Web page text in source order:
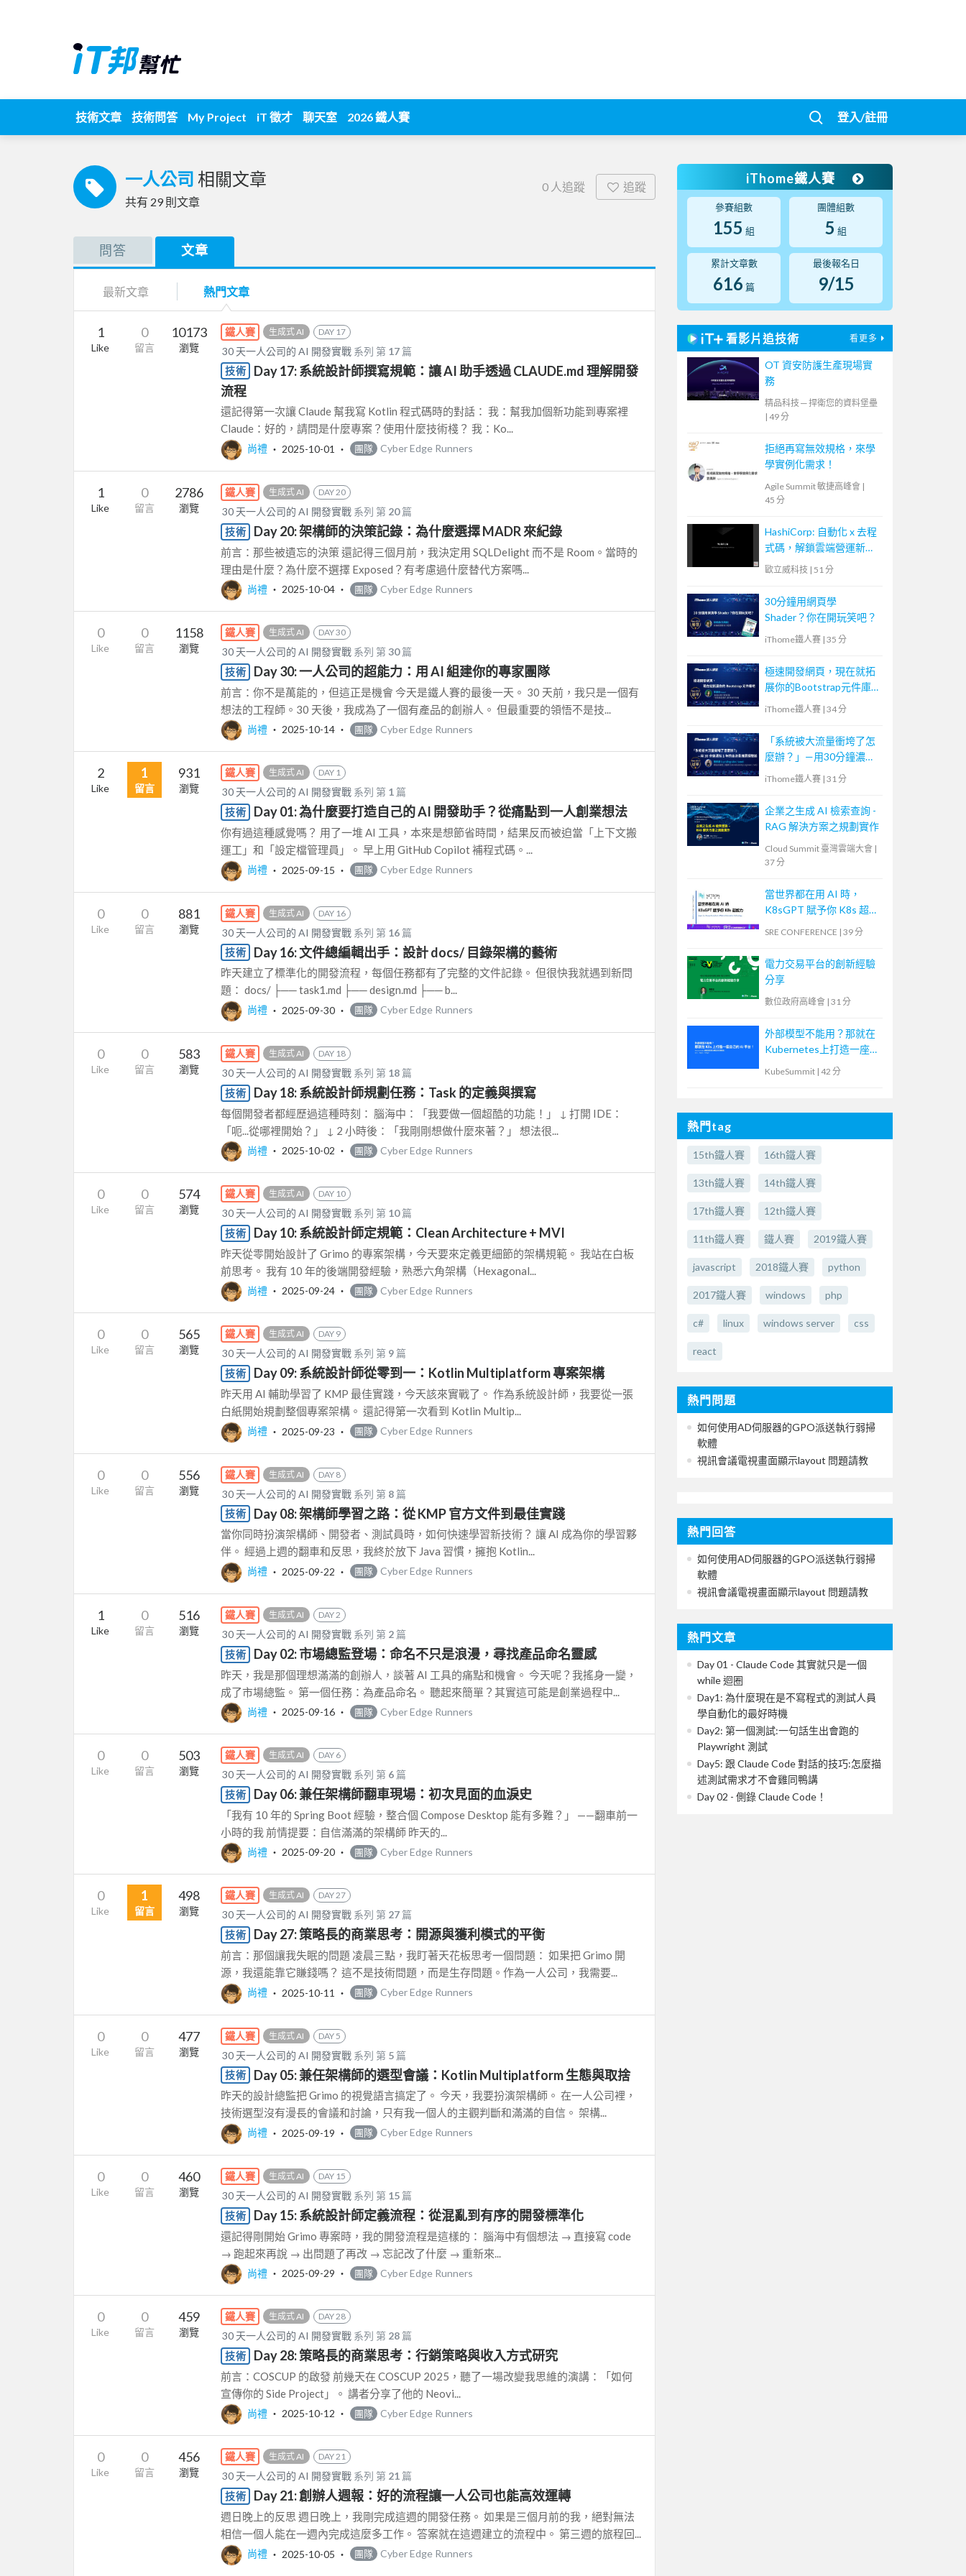
技術文章 技術問答 My Project iT 徵才 聊天室 2026 鐵人賽 登入/註冊
一人公司 相關文章
共有 29 則文章
0 人追蹤 追蹤
問答 文章
最新文章 熱門文章
1
Like
0
留言
10173
瀏覽
鐵人賽 生成式 AI DAY 17
30 天一人公司的 AI 開發實戰 系列 第 17 篇
技術
Day 17: 系統設計師撰寫規範：讓 AI 助手透過 CLAUDE.md 理解開發
流程
還記得第一次讓 Claude 幫我寫 Kotlin 程式碼時的對話： 我：幫我加個新功能到專案裡
Claude：好的，請問是什麼專案？使用什麼技術棧？ 我：Ko...
尚禮 ‧ 2025-10-01 ‧ 團隊 Cyber Edge Runners
1
Like
0
留言
2786
瀏覽
鐵人賽 生成式 AI DAY 20
30 天一人公司的 AI 開發實戰 系列 第 20篇
技術
Day 20: 架構師的決策記錄：為什麼選擇 MADR 來紀錄
前言：那些被遺忘的決策 還記得三個月前，我決定用 SQLDelight 而不是 Room。當時的
理由是什麼？為什麼不選擇 Exposed？有考慮過什麼替代方案嗎...
尚禮 ‧ 2025-10-04 ‧ 團隊 Cyber Edge Runners
0
Like
0
留言
1158
瀏覽
鐵人賽 生成式 AI DAY 30
30 天一人公司的 AI 開發實戰 系列 第30篇
技術
Day 30: 一人公司的超能力：用 AI 組建你的專家團隊
前言：你不是萬能的，但這正是機會 今天是鐵人賽的最後一天。 30 天前，我只是一個有
想法的工程師。30 天後，我成為了一個有產品的創辦人。 但最重要的領悟不是技...
尚禮 ‧ 2025-10-14 ‧ 團隊 Cyber Edge Runners
2
Like
1
留言
931
瀏覽
鐵人賽 生成式 AI DAY 1
30 天一人公司的 AI 開發實戰 系列 第 1 篇
技術
Day 01: 為什麼要打造自己的 AI 開發助手？從痛點到一人創業想法
你有過這種感覺嗎？ 用了一堆 AI 工具，本來是想節省時間，結果反而被迫當「上下文搬
運工」和「設定檔管理員」。 早上用 GitHub Copilot 補程式碼。...
尚禮 ‧ 2025-09-15 ‧ 團隊 Cyber Edge Runners
0
Like
0
留言
881
瀏覽
鐵人賽 生成式 AI DAY 16
30 天一人公司的 AI 開發實戰 系列 第 16 篇
技術
Day 16: 文件總編輯出手：設計 docs/ 目錄架構的藝術
昨天建立了標準化的開發流程，每個任務都有了完整的文件記錄。 但很快我就遇到新問
題： docs/ ├── task1.md ├── design.md ├── b...
尚禮 ‧ 2025-09-30 ‧ 團隊 Cyber Edge Runners
0
Like
0
留言
583
瀏覽
鐵人賽 生成式 AI DAY 18
30 天一人公司的 AI 開發實戰 系列 第 18 篇
技術
Day 18: 系統設計師規劃任務：Task 的定義與撰寫
每個開發者都經歷過這種時刻： 腦海中：「我要做一個超酷的功能！」 ↓ 打開 IDE：
「呃...從哪裡開始？」 ↓ 2 小時後：「我剛剛想做什麼來著？」 想法很...
尚禮 ‧ 2025-10-02 ‧ 團隊 Cyber Edge Runners
0
Like
0
留言
574
瀏覽
鐵人賽 生成式 AI DAY 10
30 天一人公司的 AI 開發實戰 系列 第 10篇
技術
Day 10: 系統設計師定規範：Clean Architecture + MVI
昨天從零開始設計了 Grimo 的專案架構，今天要來定義更細節的架構規範。 我站在白板
前思考。 我有 10 年的後端開發經驗，熟悉六角架構（Hexagonal...
尚禮 ‧ 2025-09-24 ‧ 團隊 Cyber Edge Runners
0
Like
0
留言
565
瀏覽
鐵人賽 生成式 AI DAY 9
30 天一人公司的 AI 開發實戰 系列 第 9 篇
技術
Day 09: 系統設計師從零到一：Kotlin Multiplatform 專案架構
昨天用 AI 輔助學習了 KMP 最佳實踐，今天該來實戰了。 作為系統設計師，我要從一張
白紙開始規劃整個專案架構。 還記得第一次看到 Kotlin Multip...
尚禮 ‧ 2025-09-23 ‧ 團隊 Cyber Edge Runners
0
Like
0
留言
556
瀏覽
鐵人賽 生成式 AI DAY 8
30 天一人公司的 AI 開發實戰 系列 第 8 篇
技術
Day 08: 架構師學習之路：從 KMP 官方文件到最佳實踐
當你同時扮演架構師、開發者、測試員時，如何快速學習新技術？ 讓 AI 成為你的學習夥
伴。 經過上週的翻車和反思，我終於放下 Java 習慣，擁抱 Kotlin...
尚禮 ‧ 2025-09-22 ‧ 團隊 Cyber Edge Runners
1
Like
0
留言
516
瀏覽
鐵人賽 生成式 AI DAY 2
30 天一人公司的 AI 開發實戰 系列 第 2 篇
技術
Day 02: 市場總監登場：命名不只是浪漫，尋找產品命名靈感
昨天，我是那個理想滿滿的創辦人，談著 AI 工具的痛點和機會。 今天呢？我搖身一變，
成了市場總監。 第一個任務：為產品命名。 聽起來簡單？其實這可能是創業過程中...
尚禮 ‧ 2025-09-16 ‧ 團隊 Cyber Edge Runners
0
Like
0
留言
503
瀏覽
鐵人賽 生成式 AI DAY 6
30 天一人公司的 AI 開發實戰 系列 第 6 篇
技術
Day 06: 兼任架構師翻車現場：初次見面的血淚史
「我有 10 年的 Spring Boot 經驗，整合個 Compose Desktop 能有多難？」 ——翻車前一
小時的我 前情提要：自信滿滿的架構師 昨天的...
尚禮 ‧ 2025-09-20 ‧ 團隊 Cyber Edge Runners
0
Like
1
留言
498
瀏覽
鐵人賽 生成式 AI DAY 27
30 天一人公司的 AI 開發實戰 系列 第 27 篇
技術
Day 27: 策略長的商業思考：開源與獲利模式的平衡
前言：那個讓我失眠的問題 凌晨三點，我盯著天花板思考一個問題： 如果把 Grimo 開
源，我還能靠它賺錢嗎？ 這不是技術問題，而是生存問題。作為一人公司，我需要...
尚禮 ‧ 2025-10-11 ‧ 團隊 Cyber Edge Runners
0
Like
0
留言
477
瀏覽
鐵人賽 生成式 AI DAY 5
30 天一人公司的 AI 開發實戰 系列 第 5 篇
技術
Day 05: 兼任架構師的選型會議：Kotlin Multiplatform 生態與取捨
昨天的設計總監把 Grimo 的視覺語言搞定了。 今天，我要扮演架構師。 在一人公司裡，
技術選型沒有漫長的會議和討論，只有我一個人的主觀判斷和滿滿的自信。 架構...
尚禮 ‧ 2025-09-19 ‧ 團隊 Cyber Edge Runners
0
Like
0
留言
460
瀏覽
鐵人賽 生成式 AI DAY 15
30 天一人公司的 AI 開發實戰 系列 第 15 篇
技術
Day 15: 系統設計師定義流程：從混亂到有序的開發標準化
還記得剛開始 Grimo 專案時，我的開發流程是這樣的： 腦海中有個想法 → 直接寫 code
→ 跑起來再說 → 出問題了再改 → 忘記改了什麼 → 重新來...
尚禮 ‧ 2025-09-29 ‧ 團隊 Cyber Edge Runners
0
Like
0
留言
459
瀏覽
鐵人賽 生成式 AI DAY 28
30 天一人公司的 AI 開發實戰 系列 第 28 篇
技術
Day 28: 策略長的商業思考：行銷策略與收入方式研究
前言：COSCUP 的啟發 前幾天在 COSCUP 2025，聽了一場改變我思維的演講：「如何
宣傳你的 Side Project」。 講者分享了他的 Neovi...
尚禮 ‧ 2025-10-12 ‧ 團隊 Cyber Edge Runners
0
Like
0
留言
456
瀏覽
鐵人賽 生成式 AI DAY 21
30 天一人公司的 AI 開發實戰 系列 第 21 篇
技術
Day 21: 創辦人週報：好的流程讓一人公司也能高效運轉
週日晚上的反思 週日晚上，我剛完成這週的開發任務。 如果是三個月前的我，絕對無法
相信一個人能在一週內完成這麼多工作。 答案就在這週建立的流程中。 第三週的旅程回...
尚禮 ‧ 2025-10-05 ‧ 團隊 Cyber Edge Runners
iThome鐵人賽
參賽組數
155 組
團體組數
5 組
累計文章數
616 篇
最後報名日
9/15
看影片追技術 看更多
OT 資安防護生產現場實
務
精品科技 ─ 捍衛您的資料堡壘
| 49 分
拒絕再寫無效規格，來學
學實例化需求！
Agile Summit 敏捷高峰會 |
45 分
HashiCorp: 自動化 x 去程
式碼，解鎖雲端營運新模
式
歐立威科技 | 51 分
30分鐘用網頁學
Shader？你在開玩笑吧？
iThome鐵人賽 | 35 分
極速開發網頁，現在就拓
展你的Bootstrap元件庫
iThome鐵人賽 | 34 分
「系統被大流量衝垮了怎
麼辦？」—用30分鐘濃縮
1年的高流量維運經驗談
iThome鐵人賽 | 31 分
企業之生成 AI 檢索查詢 -
RAG 解決方案之規劃實作
Cloud Summit 臺灣雲端大會 |
37 分
當世界都在用 AI 時，
K8sGPT 賦予你 K8s 超能
SRE CONFERENCE | 39 分
電力交易平台的創新經驗
分享
數位政府高峰會 | 31 分
外部模型不能用？那就在
Kubernetes上打造一座自
KubeSummit | 42 分
熱門tag
15th鐵人賽 16th鐵人賽
13th鐵人賽 14th鐵人賽
17th鐵人賽 12th鐵人賽
11th鐵人賽 鐵人賽 2019鐵人賽
javascript 2018鐵人賽 python
2017鐵人賽 windows php
c# linux windows server css
react
熱門問題
如何使用AD伺服器的GPO派送執行弱掃
軟體
視訊會議電視畫面顯示layout 問題請教
熱門回答
如何使用AD伺服器的GPO派送執行弱掃
軟體
視訊會議電視畫面顯示layout 問題請教
熱門文章
Day 01 - Claude Code 其實就只是一個
while 迴圈
Day1: 為什麼現在是不寫程式的測試人員
學自動化的最好時機
Day2: 第一個測試:一句話生出會跑的
Playwright 測試
Day5: 跟 Claude Code 對話的技巧:怎麼描
述測試需求才不會雞同鴨講
Day 02 - 側錄 Claude Code！